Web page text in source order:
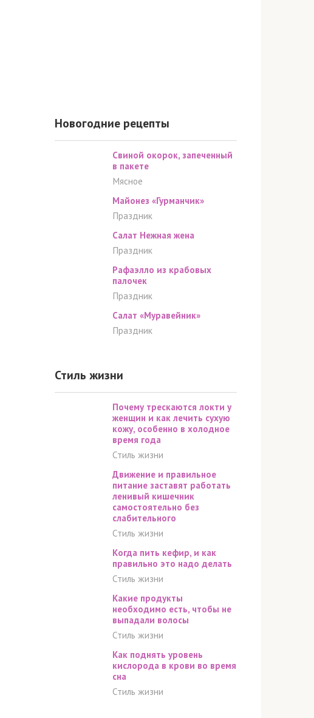
Новогодние рецепты
Свиной окорок, запеченный
в пакете
Мясное
Майонез «Гурманчик»
Праздник
Салат Нежная жена
Праздник
Рафаэлло из крабовых
палочек
Праздник
Салат «Муравейник»
Праздник
Стиль жизни
Почему трескаются локти у
женщин и как лечить сухую
кожу, особенно в холодное
время года
Стиль жизни
Движение и правильное
питание заставят работать
ленивый кишечник
самостоятельно без
слабительного
Стиль жизни
Когда пить кефир, и как
правильно это надо делать
Стиль жизни
Какие продукты
необходимо есть, чтобы не
выпадали волосы
Стиль жизни
Как поднять уровень
кислорода в крови во время
сна
Стиль жизни